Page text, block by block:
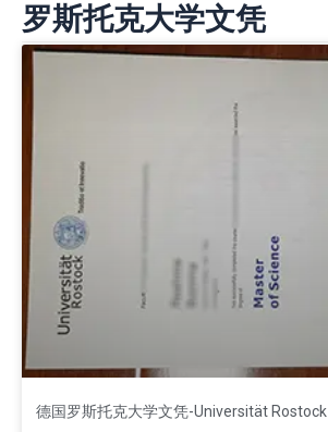
‌罗斯托克大学文凭
德国‌罗斯托克大学文凭-Universität